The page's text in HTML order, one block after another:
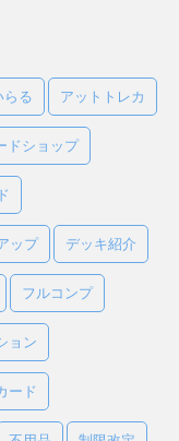
らる アットトレカ
ドショップ
ップ デッキ紹介
フルコンプ
ョン
ード